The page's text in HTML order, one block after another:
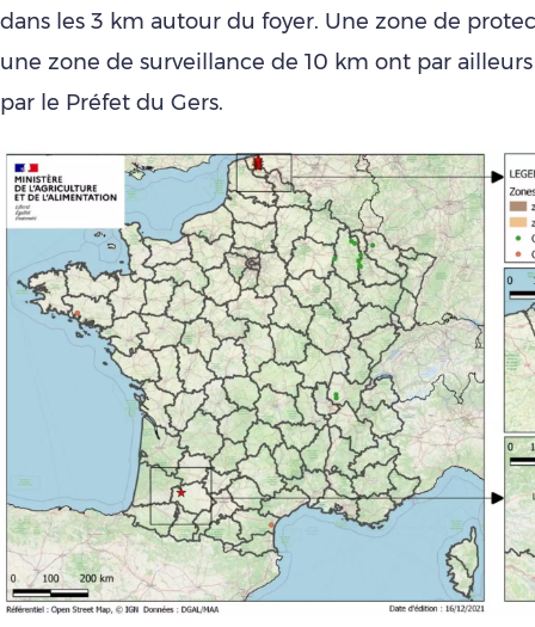
dans les 3 km autour du foyer. Une zone de
une zone de surveillance de 10 km ont par
par le Préfet du Gers.